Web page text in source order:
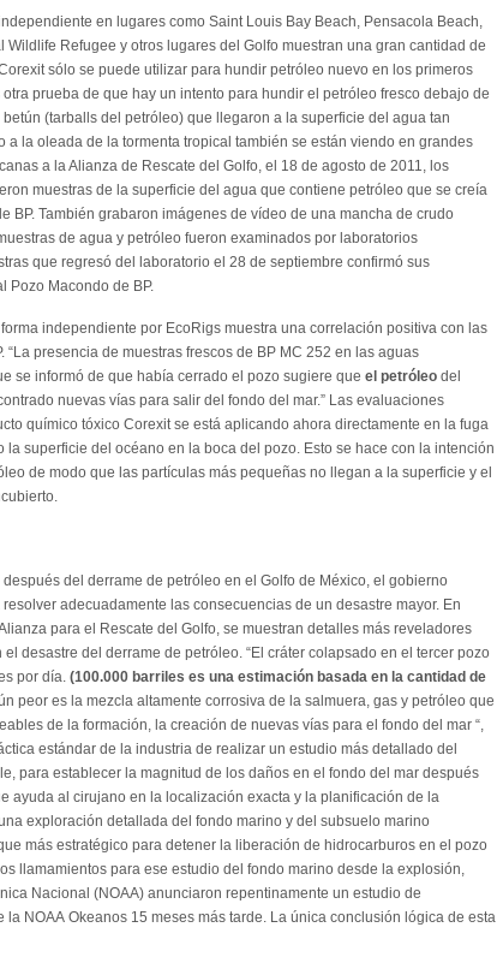
en lugares como Saint Louis Bay Beach, Pensacola Beach,
Refugee y otros lugares del Golfo muestran una gran cantidad de
sólo se puede utilizar para hundir petróleo nuevo en los primeros
prueba de que hay un intento para hundir el petróleo fresco debajo de
(tarballs del petróleo) que llegaron a la superficie del agua tan
a la oleada de la tormenta tropical también se están viendo en grandes
a la Alianza de Rescate del Golfo, el 18 de agosto de 2011, los
muestras de la superficie del agua que contiene petróleo que se creía
BP. También grabaron imágenes de vídeo de una mancha de crudo
de agua y petróleo fueron examinados por laboratorios
que regresó del laboratorio el 28 de septiembre confirmó sus
Pozo Macondo de BP.
independiente por EcoRigs muestra una correlación positiva con las
presencia de muestras frescos de BP MC 252 en las aguas
se informó de que había cerrado el pozo sugiere que el petróleo del
nuevas vías para salir del fondo del mar.” Las evaluaciones
químico tóxico Corexit se está aplicando ahora directamente en la fuga
superficie del océano en la boca del pozo. Esto se hace con la intención
de modo que las partículas más pequeñas no llegan a la superficie y el
del derrame de petróleo en el Golfo de México, el gobierno
adecuadamente las consecuencias de un desastre mayor. En
para el Rescate del Golfo, se muestran detalles más reveladores
desastre del derrame de petróleo. “El cráter colapsado en el tercer pozo
por día. (100.000 barriles es una estimación basada en la cantidad de
peor es la mezcla altamente corrosiva de la salmuera, gas y petróleo que
de la formación, la creación de nuevas vías para el fondo del mar “,
estándar de la industria de realizar un estudio más detallado del
para establecer la magnitud de los daños en el fondo del mar después
ayuda al cirujano en la localización exacta y la planificación de la
exploración detallada del fondo marino y del subsuelo marino
más estratégico para detener la liberación de hidrocarburos en el pozo
llamamientos para ese estudio del fondo marino desde la explosión,
Nacional (NOAA) anunciaron repentinamente un estudio de
NOAA Okeanos 15 meses más tarde. La única conclusión lógica de esta